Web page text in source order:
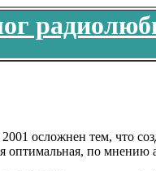
осложнен тем, что
по